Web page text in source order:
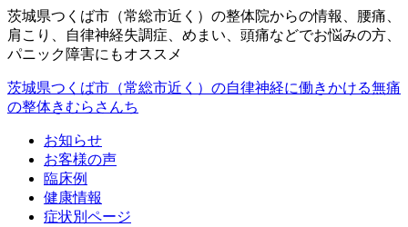
茨城県つくば市（常総市近く）の整体院からの情報、腰痛、
肩こり、自律神経失調症、めまい、頭痛などでお悩みの方、
パニック障害にもオススメ
茨城県つくば市（常総市近く）の自律神経に働きかける無痛
の整体きむらさんち
お知らせ
お客様の声
臨床例
健康情報
症状別ページ